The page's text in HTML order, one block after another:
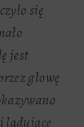
się
jest
głowę
lądujące